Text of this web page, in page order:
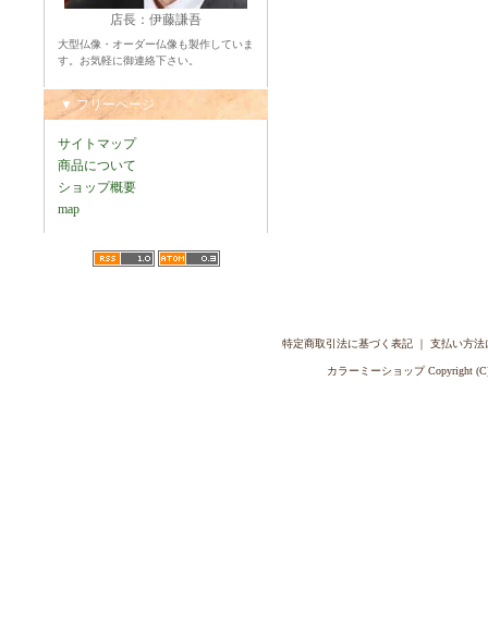
店長：伊藤謙吾
大型仏像・オーダー仏像も製作していま
す。お気軽に御連絡下さい。
▼ フリーページ
サイトマップ
商品について
ショップ概要
map
特定商取引法に基づく表記｜ 支払い方法
カラーミーショップCopyright